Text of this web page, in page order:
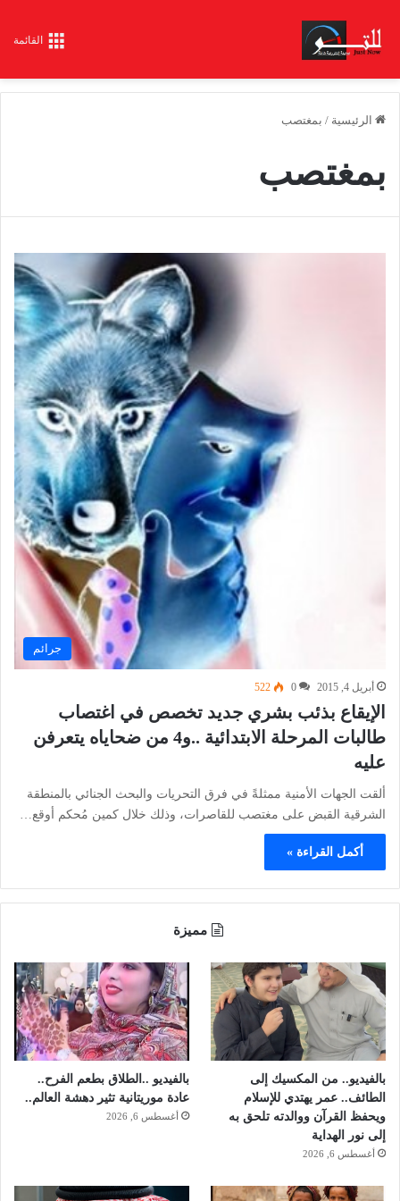
القائمة
الرئيسية / بمغتصب
بمغتصب
جرائم
أبريل 4, 2015 0
522
الإيقاع بذئب بشري جديد تخصص في اغتصاب
طالبات المرحلة الابتدائية ..و4 من ضحاياه يتعرفن
عليه
ألقت الجهات الأمنية ممثلةً في فرق التحريات والبحث الجنائي بالمنطقة
الشرقية القبض على مغتصب للقاصرات، وذلك خلال كمين مُحكم أوقع…
أكمل القراءة »
مميزة
بالفيديو.. من المكسيك إلى
الطائف.. عمر يهتدي للإسلام
ويحفظ القرآن ووالدته تلحق به
إلى نور الهداية
أغسطس 6, 2026
بالفيديو ..الطلاق بطعم الفرح..
عادة موريتانية تثير دهشة العالم..
أغسطس 6, 2026